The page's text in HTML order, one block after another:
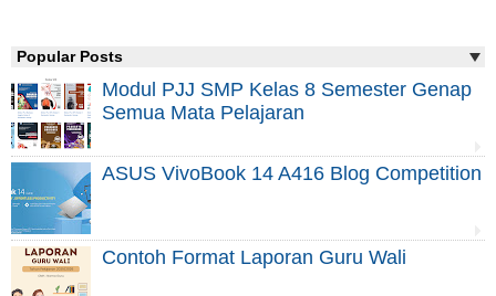
Popular Posts
Modul PJJ SMP Kelas 8 Semester Genap
Semua Mata Pelajaran
ASUS VivoBook 14 A416 Blog Competition
Contoh Format Laporan Guru Wali